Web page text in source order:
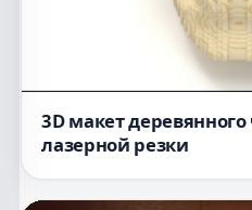
3D макет
лазерной резки